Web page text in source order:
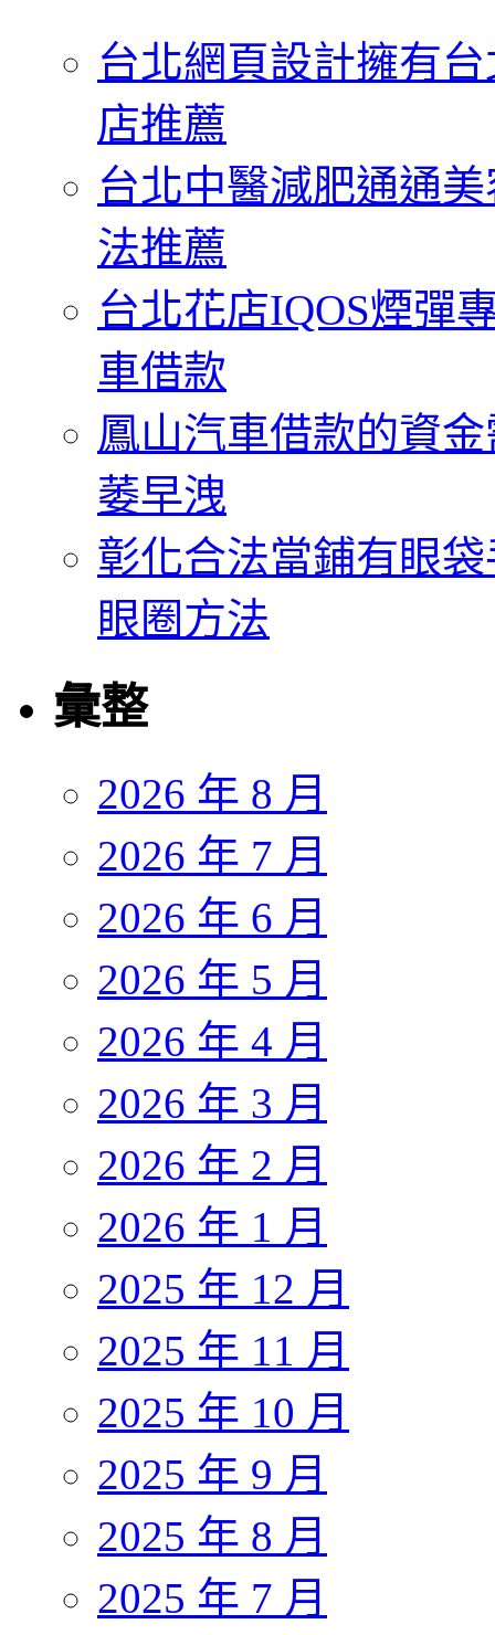
台北網頁設計擁有
店推薦
台北中醫減肥通通
法推薦
台北花店IQOS煙彈
車借款
鳳山汽車借款的資
萎早洩
彰化合法當鋪有眼
眼圈方法
彙整
2026 年 8 月
2026 年 7 月
2026 年 6 月
2026 年 5 月
2026 年 4 月
2026 年 3 月
2026 年 2 月
2026 年 1 月
2025 年 12 月
2025 年 11 月
2025 年 10 月
2025 年 9 月
2025 年 8 月
2025 年 7 月